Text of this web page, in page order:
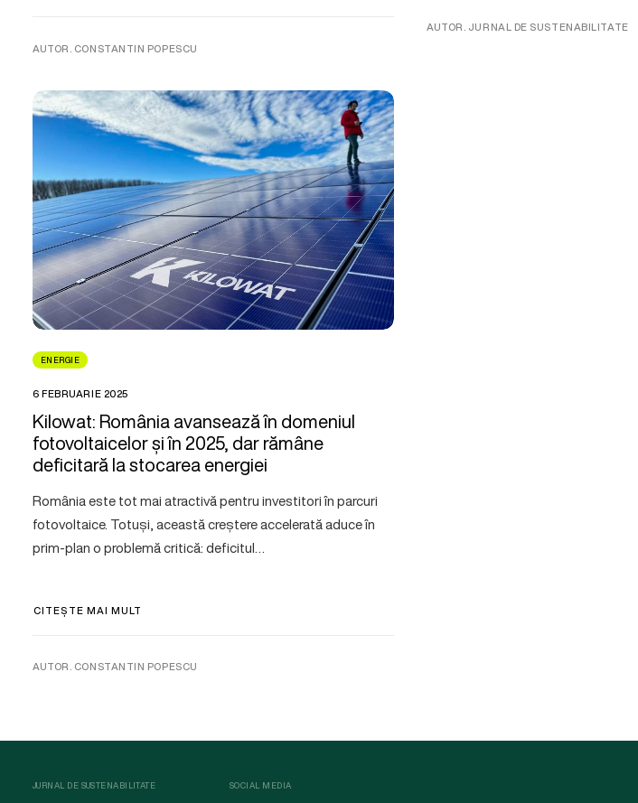
AUTOR. CONSTANTIN POPESCU
AUTOR. JURNAL DE SUSTENABILITATE
ENERGIE
6 FEBRUARIE 2025
Kilowat: România avansează în domeniul
fotovoltaicelor și în 2025, dar rămâne
deficitară la stocarea energiei
România este tot mai atractivă pentru investitori în parcuri
fotovoltaice. Totuși, această creștere accelerată aduce în
prim-plan o problemă critică: deficitul…
CITEȘTE MAI MULT
AUTOR. CONSTANTIN POPESCU
JURNAL DE SUSTENABILITATE SOCIAL MEDIA